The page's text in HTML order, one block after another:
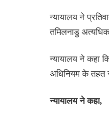
न्यायालय ने
तमिलनाडु
न्यायालय ने कहा
अधिनियम के तहत
न्यायालय ने कहा,